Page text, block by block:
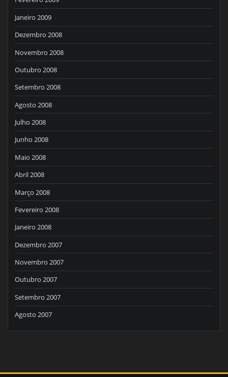
Janeiro 2009
Dezembro 2008
Novembro 2008
Outubro 2008
Setembro 2008
Agosto 2008
Julho 2008
Junho 2008
Maio 2008
Abril 2008
Março 2008
Fevereiro 2008
Janeiro 2008
Dezembro 2007
Novembro 2007
Outubro 2007
Setembro 2007
Agosto 2007